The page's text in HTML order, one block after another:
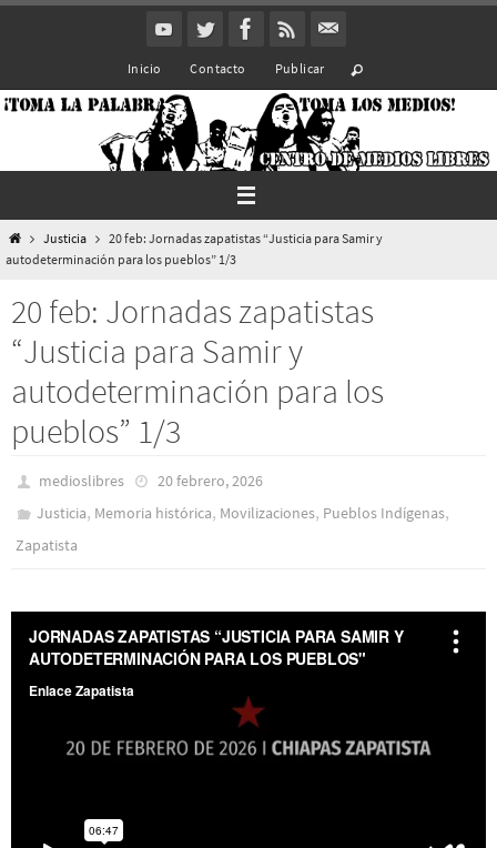
Inicio Contacto Publicar
InicioJusticia
20 feb: Jornadas zapatistas “Justicia para Samir y
autodeterminación para los pueblos” 1/3
20 feb: Jornadas zapatistas
“Justicia para Samir y
autodeterminación para los
pueblos” 1/3
medioslibres
20 febrero, 2026
Justicia, Memoria histórica, Movilizaciones, Pueblos Indí­genas,
Zapatista